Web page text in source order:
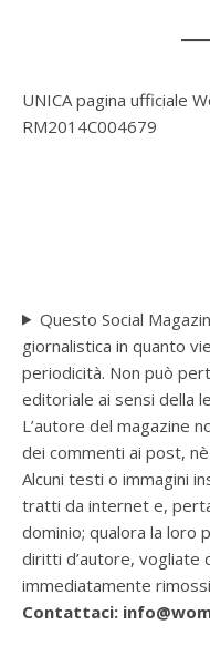
UNICA pagina ufficiale
RM2014C004679
Questo Social
giornalistica in quanto
periodicità. Non può
editoriale ai sensi della
L’autore del magazine
dei commenti ai post,
Alcuni testi o immagini
tratti da internet e,
dominio; qualora la loro
diritti d’autore, vogliate
immediatamente
Contattaci: